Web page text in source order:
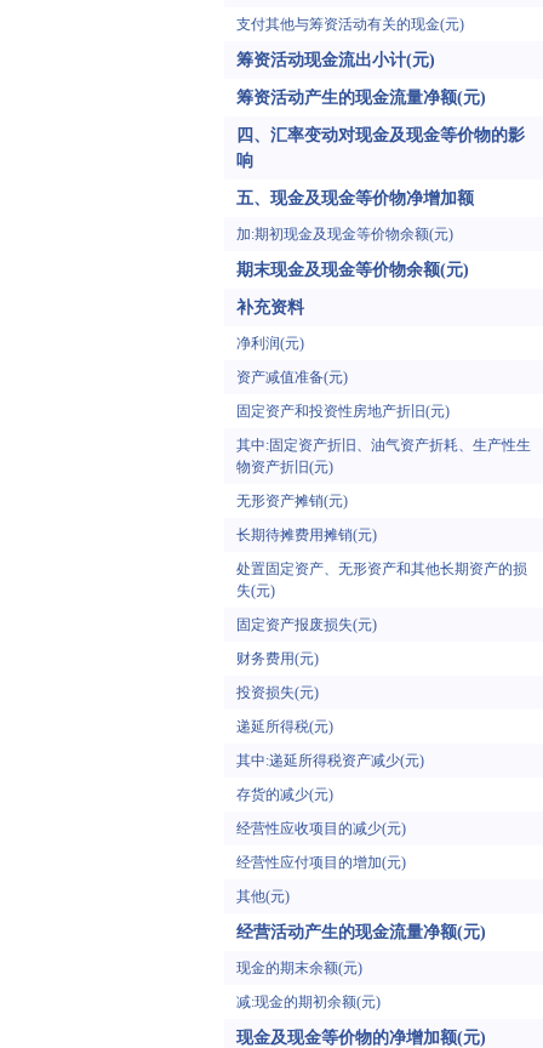
支付其他与筹资活动有关的现金(元)
筹资活动现金流出小计(元)
筹资活动产生的现金流量净额(元)
四、汇率变动对现金及现金等价物的影
响
五、现金及现金等价物净增加额
加:期初现金及现金等价物余额(元)
期末现金及现金等价物余额(元)
补充资料
净利润(元)
资产减值准备(元)
固定资产和投资性房地产折旧(元)
其中:固定资产折旧、油气资产折耗、生产性生
物资产折旧(元)
无形资产摊销(元)
长期待摊费用摊销(元)
处置固定资产、无形资产和其他长期资产的损
失(元)
固定资产报废损失(元)
财务费用(元)
投资损失(元)
递延所得税(元)
其中:递延所得税资产减少(元)
存货的减少(元)
经营性应收项目的减少(元)
经营性应付项目的增加(元)
其他(元)
经营活动产生的现金流量净额(元)
现金的期末余额(元)
减:现金的期初余额(元)
现金及现金等价物的净增加额(元)